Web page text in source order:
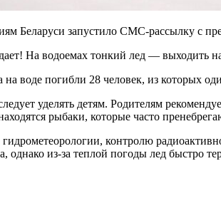
Беларуси запустило СМС-рассылку с
На водоемах тонкий лед — выходить
на воде погибли 28 человек, из
уделять детям. Родителям
рыбаки, которые часто
контролю
однако из-за теплой погоды лед быстро